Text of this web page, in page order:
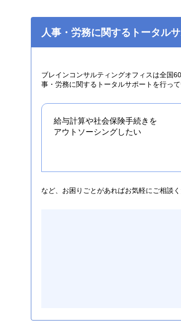
人事・労務に関するトータル
ブレインコンサルティングオフィスは全国
事・労務に関するトータルサポートを行って
給与計算や社会保険手続きを
アウトソーシングしたい
など、お困りごとがあればお気軽にご相談く